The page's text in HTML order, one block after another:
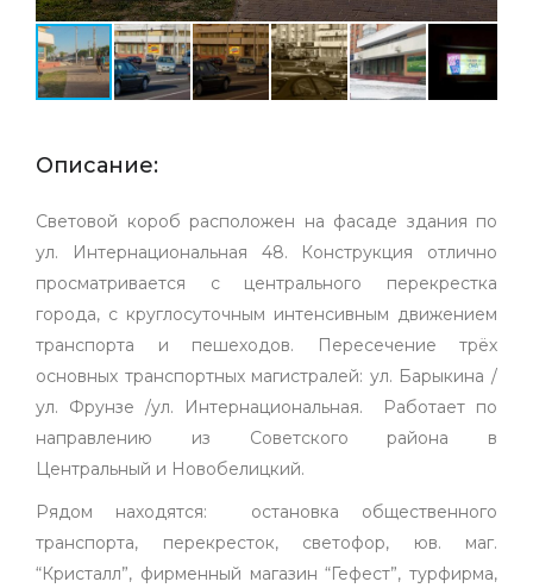
Описание:
Световой короб расположен на фасаде здания по
ул. Интернациональная 48. Конструкция отлично
просматривается с центрального перекрестка
города, с круглосуточным интенсивным движением
транспорта и пешеходов. Пересечение трёх
основных транспортных магистралей: ул. Барыкина /
ул. Фрунзе /ул. Интернациональная. Работает по
направлению из Советского района в
Центральный и Новобелицкий.
Рядом находятся: остановка общественного
транспорта, перекресток, светофор, юв. маг.
“Кристалл”, фирменный магазин “Гефест”, турфирма,